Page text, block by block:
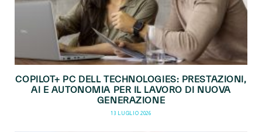
COPILOT+ PC DELL TECHNOLOGIES: PRESTAZIONI,
AI E AUTONOMIA PER IL LAVORO DI NUOVA
GENERAZIONE
13 LUGLIO 2026